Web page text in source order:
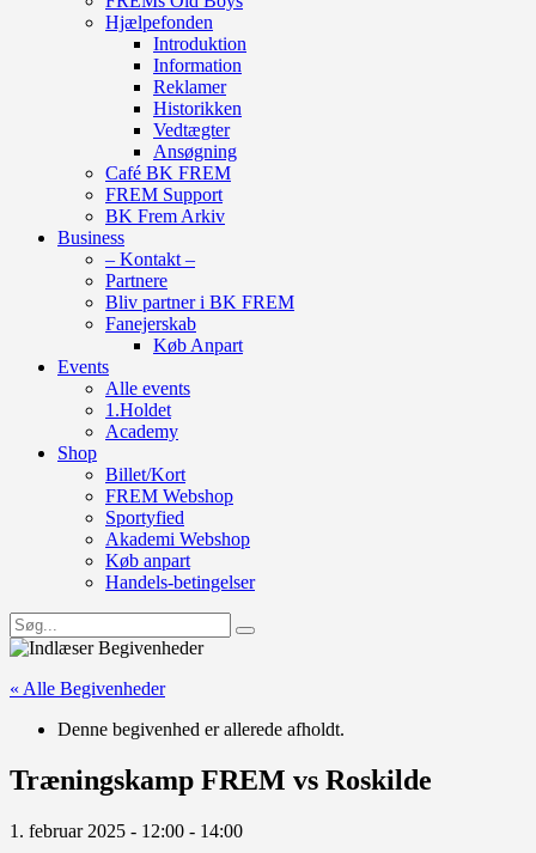
Hjælpefonden
Introduktion
Information
Reklamer
Historikken
Vedtægter
Ansøgning
Café BK FREM
FREM Support
BK Frem Arkiv
Business
– Kontakt –
Partnere
Bliv partner i BK FREM
Fanejerskab
Køb Anpart
Events
Alle events
1.Holdet
Academy
Shop
Billet/Kort
FREM Webshop
Sportyfied
Akademi Webshop
Køb anpart
Handels-betingelser
« Alle Begivenheder
Denne begivenhed er allerede afholdt.
Træningskamp FREM vs Roskilde
1. februar 2025 - 12:00 - 14:00